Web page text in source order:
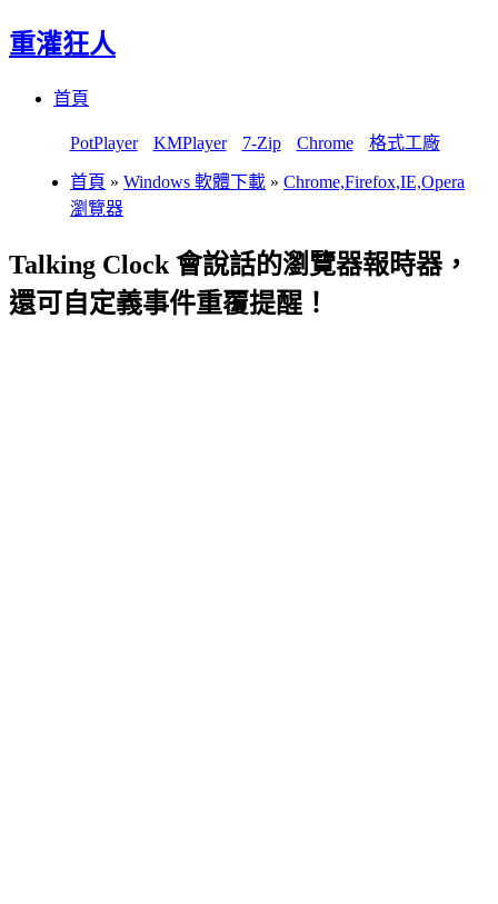
重灌狂人
首頁
PotPlayer KMPlayer 7-Zip Chrome 格式工廠
首頁 » Windows 軟體下載 » Chrome,Firefox,IE,Opera
瀏覽器
Talking Clock 會說話的瀏覽器報時器，
還可自定義事件重覆提醒！